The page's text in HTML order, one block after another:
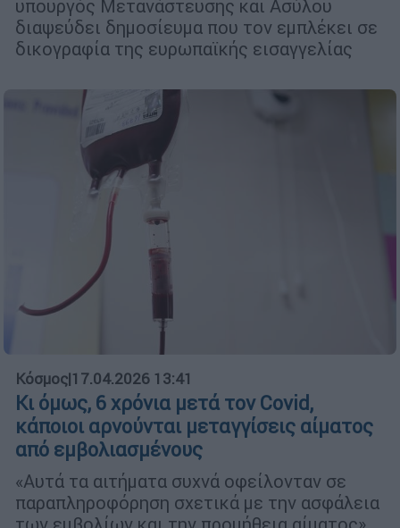
υπουργός Μετανάστευσης και Ασύλου
διαψεύδει δημοσίευμα που τον εμπλέκει σε
δικογραφία της ευρωπαϊκής εισαγγελίας
Κόσμος|17.04.2026 13:41
Κι όμως, 6 χρόνια μετά τον Covid,
κάποιοι αρνούνται μεταγγίσεις αίματος
από εμβολιασμένους
«Αυτά τα αιτήματα συχνά οφείλονταν σε
παραπληροφόρηση σχετικά με την ασφάλεια